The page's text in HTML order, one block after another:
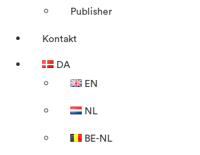
Publisher
Kontakt
DA
EN
NL
BE-NL